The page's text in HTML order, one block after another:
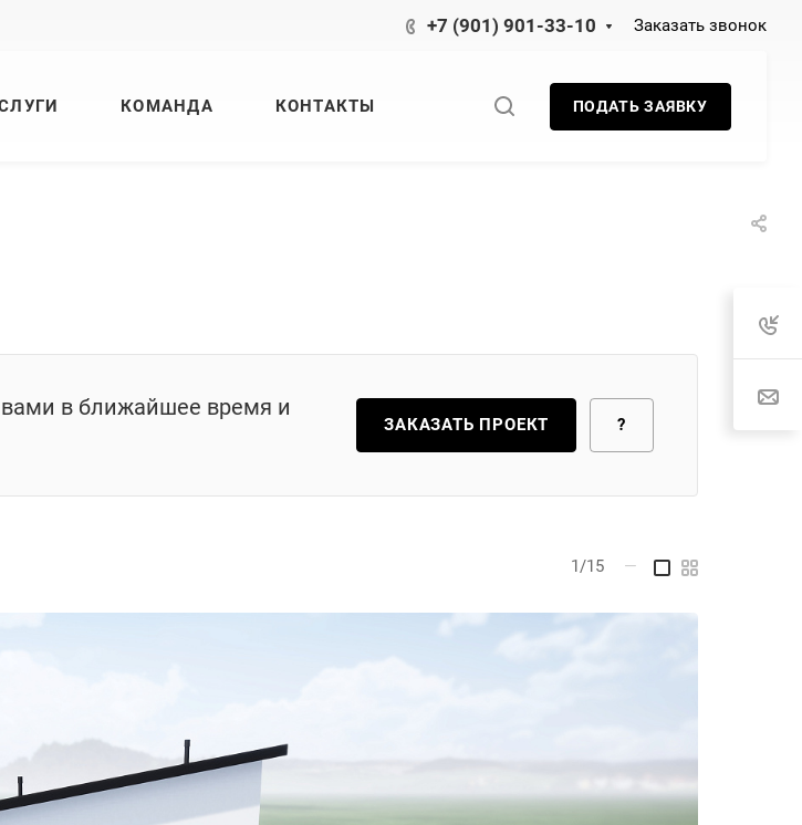
+7 (901) 901-33-10 Заказать звонок
КОМАНДА КОНТАКТЫ ПОДАТЬ ЗАЯВКУ
в ближайшее время и
ЗАКАЗАТЬ ПРОЕКТ ?
1/15 —